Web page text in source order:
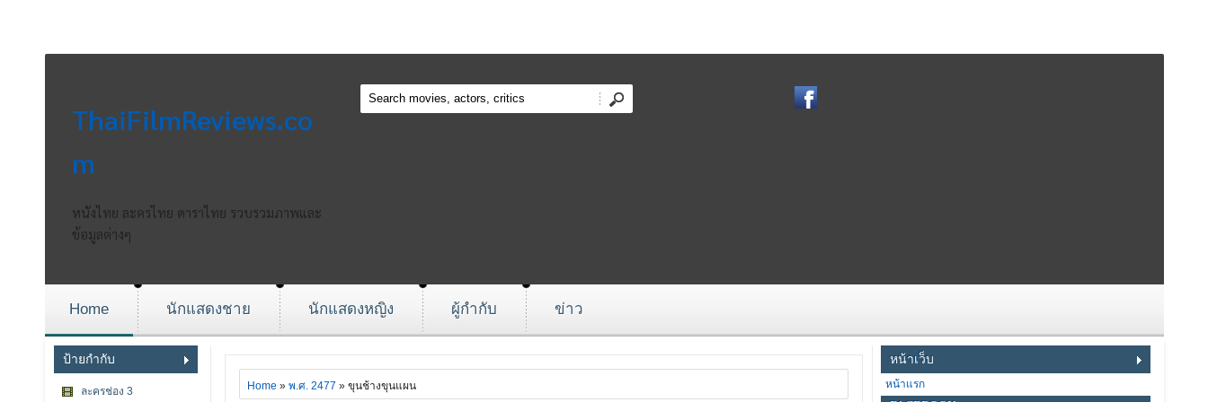
ThaiFilmReviews.co
m
หนังไทย ละครไทย ดาราไทย รวบรวมภาพและ
ข้อมูลต่างๆ
Home นักแสดงชาย นักแสดงหญิง ผู้กำกับ ข่าว
ป้ายกำกับ
ละครช่อง 3 Home » พ.ศ. 2477 » ขุนช้างขุนแผน
หน้าเว็บ
หน้าแรก